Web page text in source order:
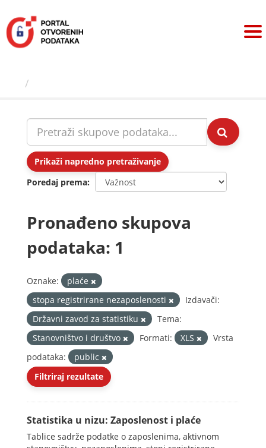
sadržaj
Prikaži napredno pretraživanje
Poredaj prema
Pronađeno skupova
podataka: 1
Oznake:
plaće
stopa registrirane nezaposlenosti
Izdavači:
Državni zavod za statistiku
Tema:
Stanovništvo i društvo
Formati: XLS
Vrsta
podataka:
public
Filtriraj rezultate
Statistika u nizu: Zaposlenost i plaće
Tablice sadrže podatke o zaposlenima, aktivnom